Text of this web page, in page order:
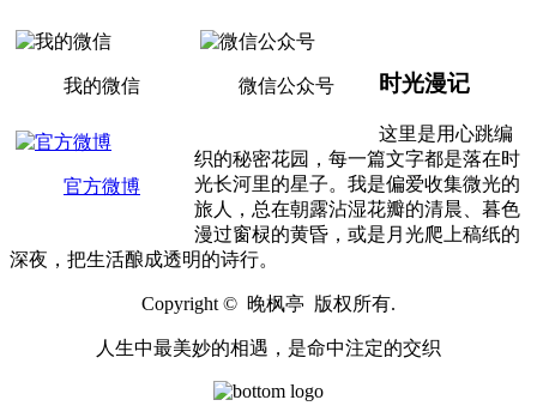
我的微信 微信公众号
官方微博
时光漫记
这里是用心跳编
织的秘密花园，每一篇文字都是落在时
光长河里的星子。我是偏爱收集微光的
旅人，总在朝露沾湿花瓣的清晨、暮色
漫过窗棂的黄昏，或是月光爬上稿纸的
深夜，把生活酿成透明的诗行。
Copyright © 晚枫亭 版权所有.
人生中最美妙的相遇，是命中注定的交织